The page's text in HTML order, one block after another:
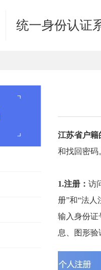
统一身份认证
江苏省户籍
和找回密码
1.注册： 访
册”和“法
输入身份证
息、图形